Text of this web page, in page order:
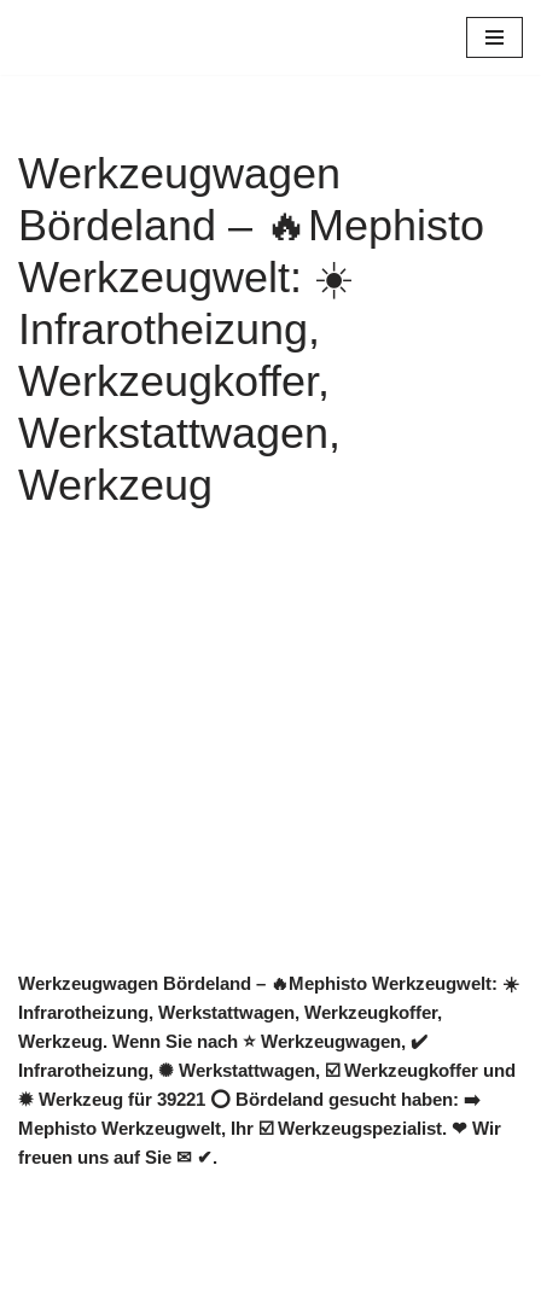
Werkzeugwagen
Bördeland – 🔥Mephisto
Werkzeugwelt: ☀️
Infrarotheizung,
Werkzeugkoffer,
Werkstattwagen,
Werkzeug
Werkzeugwagen Bördeland – 🔥Mephisto Werkzeugwelt: ☀️
Infrarotheizung, Werkstattwagen, Werkzeugkoffer,
Werkzeug. Wenn Sie nach ⭐ Werkzeugwagen, ✔️
Infrarotheizung, ✺ Werkstattwagen, ☑️ Werkzeugkoffer und
✹ Werkzeug für 39221 ⭕ Bördeland gesucht haben: ➡️
Mephisto Werkzeugwelt, Ihr ☑️ Werkzeugspezialist. ❤ Wir
freuen uns auf Sie ✉ ✔.